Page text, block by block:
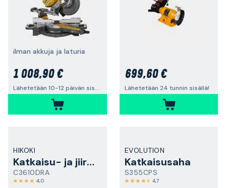
ilman akkuja ja laturia
1 008,90 €
Lähetetään 10-12 päivän sisällä
699,60 €
Lähetetään 24 tunnin sisällä!
HIKOKI
Katkaisu- ja jiirisaha
C3610DRA
4,0
EVOLUTION
Katkaisusaha
S355CPS
4,7